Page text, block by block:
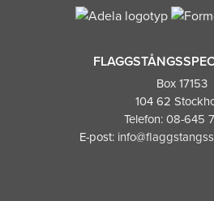
Box 17153
104 62
Telefon: 08-645
E-post: